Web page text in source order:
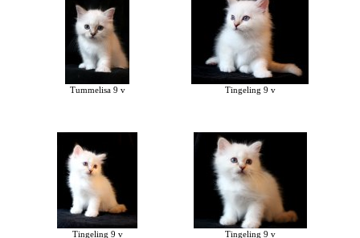
Tummelisa 9 v Tingeling 9 v
Tingeling 9 v Tingeling 9 v